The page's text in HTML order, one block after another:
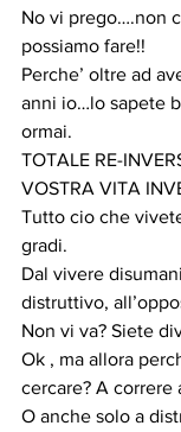
No vi prego….non
possiamo fare!!
Perche’ oltre ad
anni io…lo sapete
ormai.
TOTALE RE-
VOSTRA VITA
Tutto cio che
gradi.
Dal vivere
distruttivo,
Non vi va? Siete
Ok , ma allora
cercare? A correre
O anche solo a